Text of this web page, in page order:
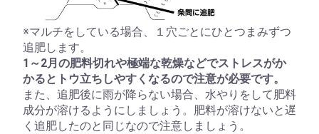
※マルチをしている場合、１穴ごとにひとつまみずつ
追肥します。
1～2月の肥料切れや極端な乾燥などでストレスがか
かるとトウ立ちしやすくなるので注意が必要です。
また、追肥後に雨が降らない場合、水やりをして肥料
成分が溶けるようにしましょう。肥料が溶けないと遅
く追肥したのと同じなので注意しましょう。